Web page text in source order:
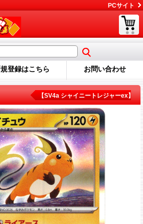
PCサイト
登録はこちら お問い合わせ
【SV4a シャイニートレジャーex】